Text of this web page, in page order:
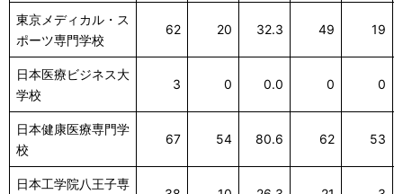
東京メディカル・ス
ポーツ専門学校
62 20 32.3 49 19
日本医療ビジネス大
学校
3 0 0.0 0 0
日本健康医療専門学
校
67 54 80.6 62 53
日本工学院八王子専